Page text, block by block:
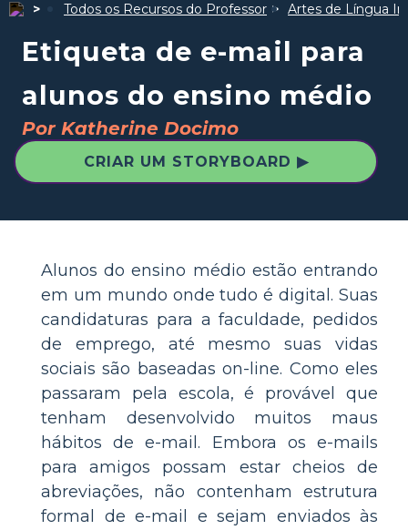
Todos os Recursos do Professor Artes de Língua
Etiqueta de e-mail para
alunos do ensino médio
Por Katherine Docimo
CRIAR UM STORYBOARD ▶
Alunos do ensino médio estão entrando
em um mundo onde tudo é digital. Suas
candidaturas para a faculdade, pedidos
de emprego, até mesmo suas vidas
sociais são baseadas on-line. Como eles
passaram pela escola, é provável que
tenham desenvolvido muitos maus
hábitos de e-mail. Embora os e-mails
para amigos possam estar cheios de
abreviações, não contenham estrutura
formal de e-mail e sejam enviados às